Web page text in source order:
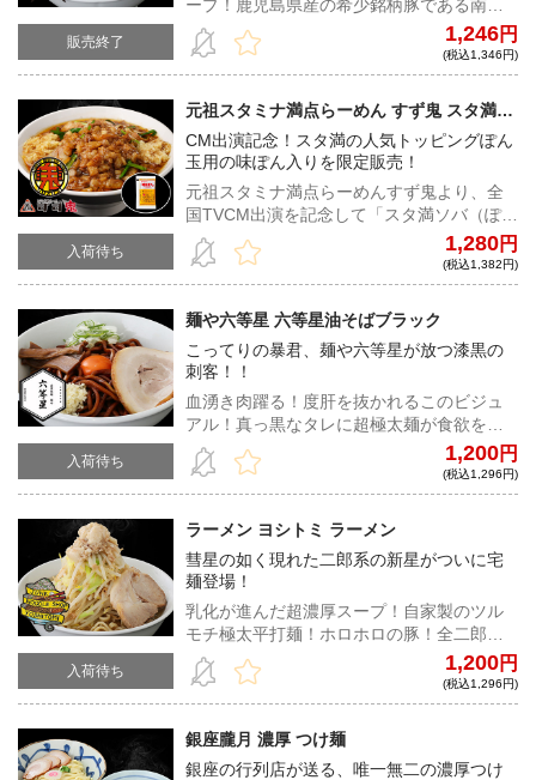
販売終了
ープ！鹿児島県産の希少銘柄豚である南国
スイートの豚骨と水のみで炊いたシンプル
ながら奥深い、究極の豚骨スープをご賞味
あれ！
1,246円
(税込1,346円)
入荷待ち
元祖スタミナ満点らーめん すず鬼 スタ満ソ
バ（ぽん玉用味ぽん入り）
CM出演記念！スタ満の人気トッピングぽん
玉用の味ぽん入りを限定販売！
元祖スタミナ満点らーめんすず鬼より、全
国TVCM出演を記念して「スタ満ソバ（ぽん
玉用味ぽん入り）」を数量限定で販売！
1,280円
(税込1,382円)
入荷待ち
麺や六等星 六等星油そばブラック
こってりの暴君、麺や六等星が放つ漆黒の
刺客！！
血湧き肉躍る！度肝を抜かれるこのビジュ
アル！真っ黒なタレに超極太麺が食欲をそ
そり、麺に絡みつく濃厚ながらスッキリと
した味わいが貴方の五感を刺激する！
1,200円
(税込1,296円)
入荷待ち
ラーメン ヨシトミ ラーメン
彗星の如く現れた二郎系の新星がついに宅
麺登場！
乳化が進んだ超濃厚スープ！自家製のツル
モチ極太平打麺！ホロホロの豚！全二郎系
ファンの心を掴んでは離さない至高の一杯
をご堪能あれ！
1,200円
(税込1,296円)
銀座朧月 濃厚 つけ麺
銀座の行列店が送る、唯一無二の濃厚つけ